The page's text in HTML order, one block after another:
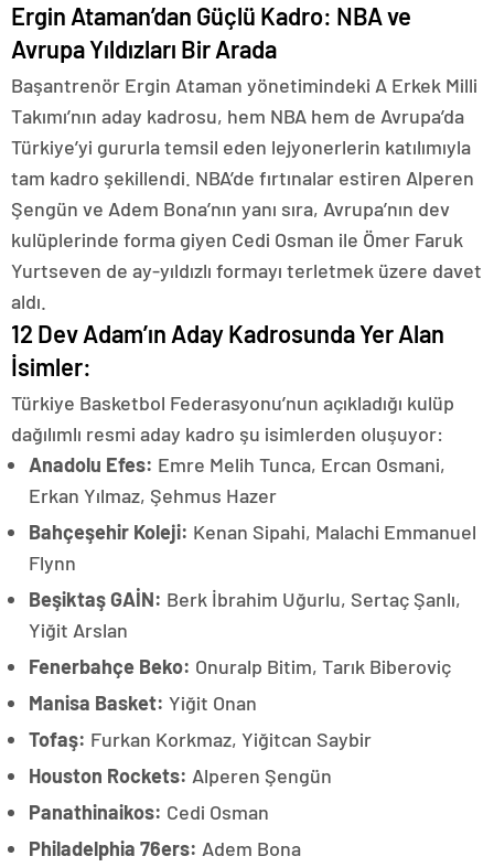
Ergin Ataman’dan Güçlü Kadro: NBA ve
Avrupa Yıldızları Bir Arada
Başantrenör Ergin Ataman yönetimindeki A Erkek Milli
Takımı’nın aday kadrosu, hem NBA hem de Avrupa’da
Türkiye’yi gururla temsil eden lejyonerlerin katılımıyla
tam kadro şekillendi. NBA’de fırtınalar estiren Alperen
Şengün ve Adem Bona’nın yanı sıra, Avrupa’nın dev
kulüplerinde forma giyen Cedi Osman ile Ömer Faruk
Yurtseven de ay-yıldızlı formayı terletmek üzere davet
aldı.
12 Dev Adam’ın Aday Kadrosunda Yer Alan
İsimler:
Türkiye Basketbol Federasyonu’nun açıkladığı kulüp
dağılımlı resmi aday kadro şu isimlerden oluşuyor:
Anadolu Efes: Emre Melih Tunca, Ercan Osmani,
Erkan Yılmaz, Şehmus Hazer
Bahçeşehir Koleji: Kenan Sipahi, Malachi Emmanuel
Flynn
Beşiktaş GAİN: Berk İbrahim Uğurlu, Sertaç Şanlı,
Yiğit Arslan
Fenerbahçe Beko: Onuralp Bitim, Tarık Biberoviç
Manisa Basket: Yiğit Onan
Tofaş: Furkan Korkmaz, Yiğitcan Saybir
Houston Rockets: Alperen Şengün
Panathinaikos: Cedi Osman
Philadelphia 76ers: Adem Bona